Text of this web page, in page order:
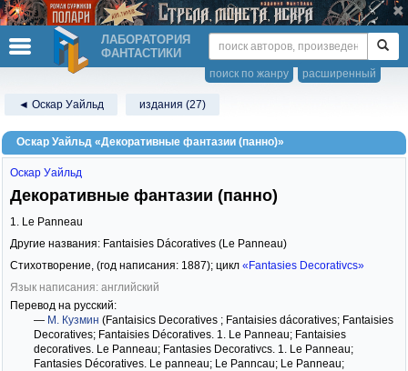
ЛАБОРАТОРИЯ
ФАНТАСТИКИ
расширенный
поиск по жанру
◄ Оскар Уайльд издания (27)
Оскар Уайльд «Декоративные фантазии (панно)»
Оскар Уайльд
Декоративные фантазии (панно)
1. Le Panneau
Другие названия: Fantaisies Dácoratives (Le Panneau)
Стихотворение, (год написания: 1887); цикл «Fantasies Decorativcs»
Язык написания: английский
Перевод на русский:
— М. Кузмин (Fantaisics Decoratives ; Fantaisies dácoratives; Fantaisies
Decoratives; Fantaisies Décoratives. 1. Le Panneau; Fantaisies
decoratives. Le Panneau; Fantasies Decorativcs. 1. Le Panneau;
Fantasies Décoratives. Le panneau; Le Panncau; Le Panneau;